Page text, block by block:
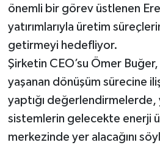
önemli bir görev üstlenen
yatırımlarıyla üretim
getirmeyi hedefliyor.
Şirketin CEO’su Ömer
yaşanan dönüşüm sürecine
yaptığı
sistemlerin gelecekte enerji
merkezinde yer alacağını